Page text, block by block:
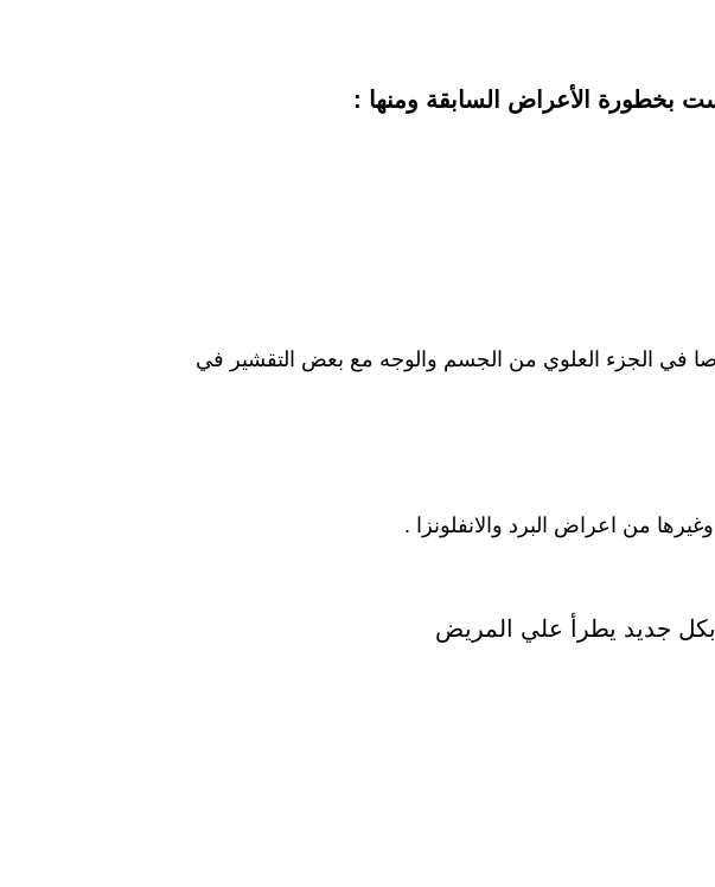
بخطورة الأعراض السابقة ومنها :
في الجزء العلوي من الجسم والوجه مع بعض التقشير في
من اعراض البرد والانفلونزا .
جديد يطرأ علي المريض